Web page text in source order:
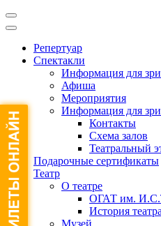
Репертуар
Спектакли
Информация для
Афиша
Мероприятия
Информация для
Контакты
Схема залов
Театральный
Подарочные сертификаты
Театр
О театре
ОГАТ им.
История театра
Музей